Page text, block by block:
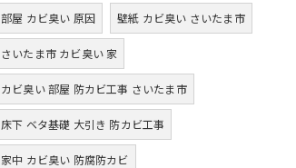
部屋 カビ臭い 原因 壁紙 カビ臭い さいたま市
さいたま市 カビ臭い 家
カビ臭い 部屋 防カビ工事 さいたま市
床下 ベタ基礎 大引き 防カビ工事
家中 カビ臭い 防腐防カビ